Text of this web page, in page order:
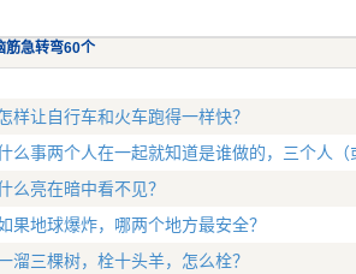
筋急转弯60个
样让自行车和火车跑得一样快？
么事两个人在一起就知道是谁做的，三个人
么亮在暗中看不见？
果地球爆炸，哪两个地方最安全？
溜三棵树，栓十头羊，怎么栓？